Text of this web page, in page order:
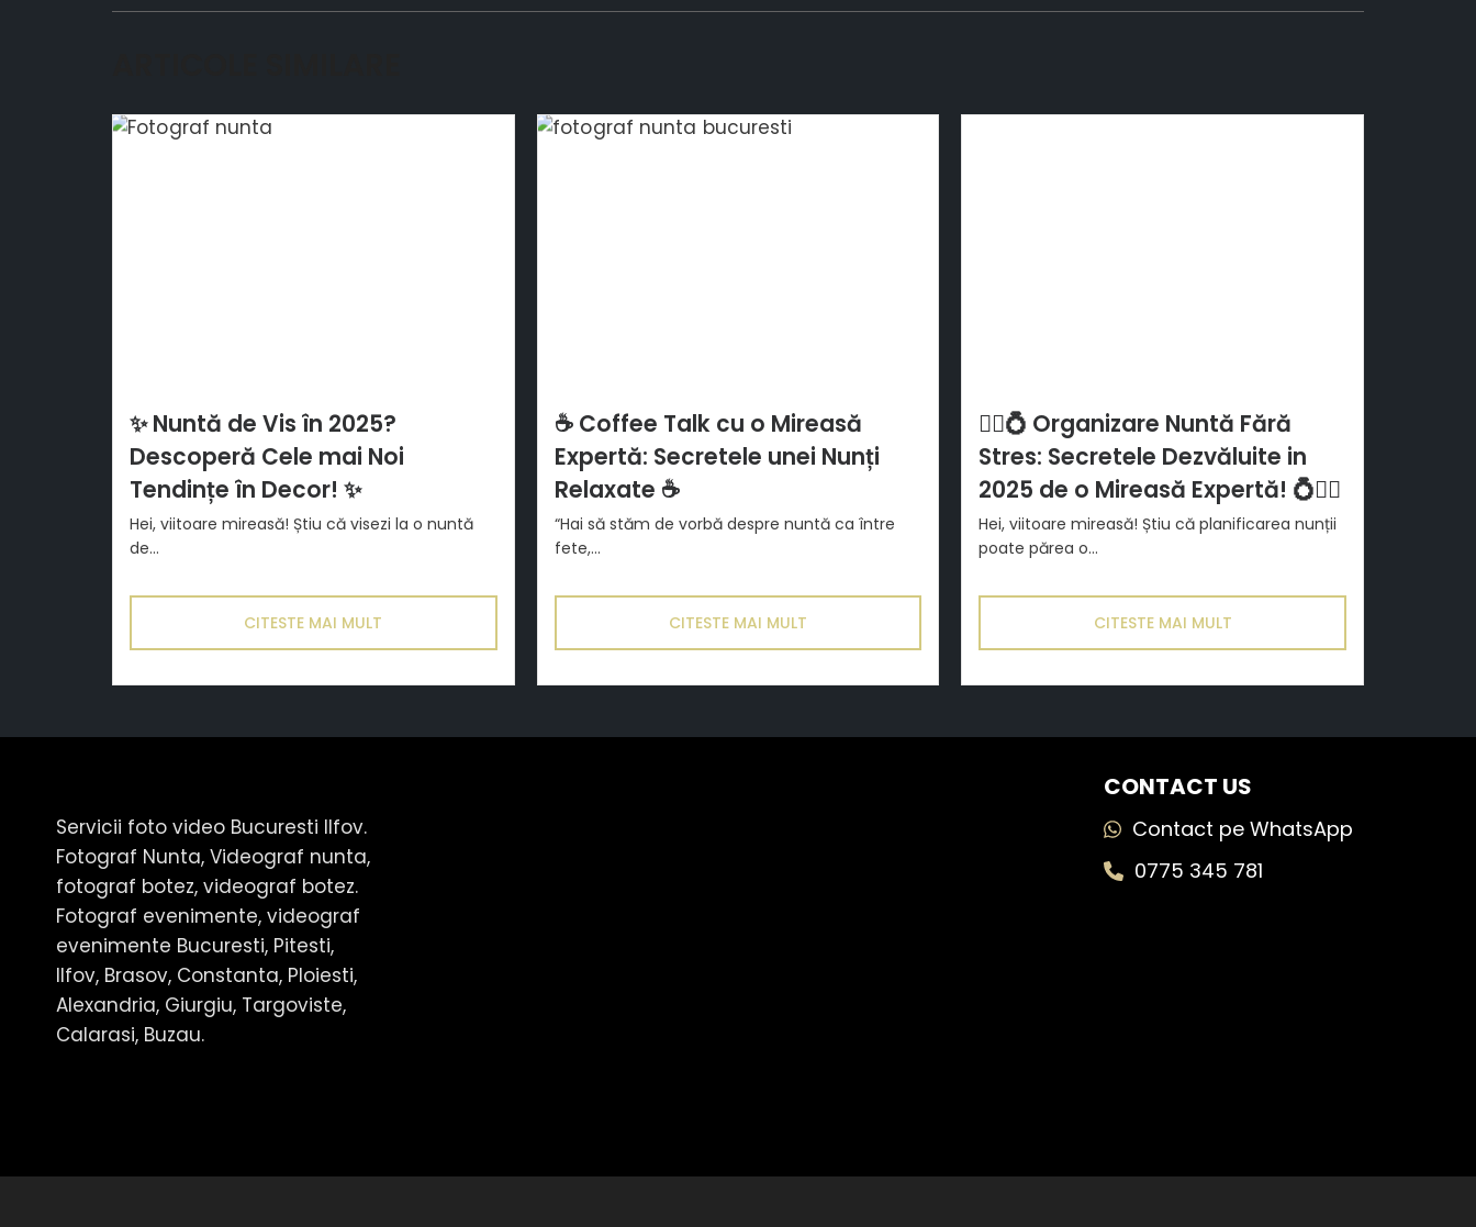
✨ Nuntă de Vis în 2025?
Descoperă Cele mai Noi
Tendințe în Decor! ✨
Hei, viitoare mireasă! Știu că visezi la o nuntă
de...
CITESTE MAI MULT
☕ Coffee Talk cu o Mireasă
Expertă: Secretele unei Nunți
Relaxate ☕
“Hai să stăm de vorbă despre nuntă ca între
fete,...
CITESTE MAI MULT
👰‍♀️💍 Organizare Nuntă Fără
Stres: Secretele Dezvăluite in
2025 de o Mireasă Expertă! 💍👰‍♀️
Hei, viitoare mireasă! Știu că planificarea nunții
poate părea o...
CITESTE MAI MULT
Servicii foto video Bucuresti Ilfov.
Fotograf Nunta, Videograf nunta,
fotograf botez, videograf botez.
Fotograf evenimente, videograf
evenimente Bucuresti, Pitesti,
Ilfov, Brasov, Constanta, Ploiesti,
Alexandria, Giurgiu, Targoviste,
Calarasi, Buzau.
CONTACT US
Contact pe WhatsApp
0775 345 781